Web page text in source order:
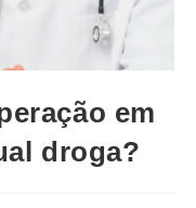
em
droga?